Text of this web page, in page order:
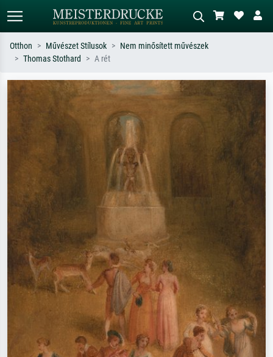
Keressen művész, műcím vagy stílus
szerint – pl. Monet, Csillagos éj,
impresszionizmus, Hokusai-hullám,
Írja le a jelenetet – pl. zöld rét, sok
egy fa mellett.
Otthon Művészet Stílusok
Nem minősített művészek
Thomas Stothard
A rét